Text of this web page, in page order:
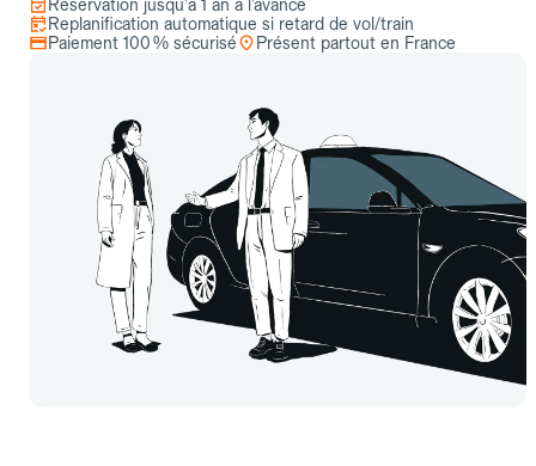
Réservation jusqu’à 1 an à l’avance
Replanification automatique si retard de vol/train
Paiement 100 % sécurisé
Présent partout en France